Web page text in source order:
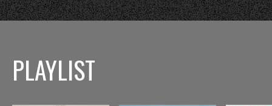
PLAYLIST